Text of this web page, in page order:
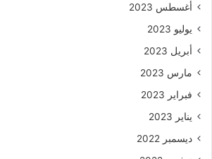
أغسطس 2023
يوليو 2023
أبريل 2023
مارس 2023
فبراير 2023
يناير 2023
ديسمبر 2022